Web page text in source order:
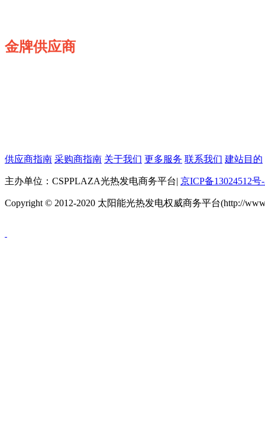
金牌供应商
供应商指南 采购商指南 关于我们 更多服务 联系我们 建站目的
主办单位：CSPPLAZA光热发电商务平台| 京ICP备13024512号
Copyright © 2012-2020 太阳能光热发电权威商务平台(http://